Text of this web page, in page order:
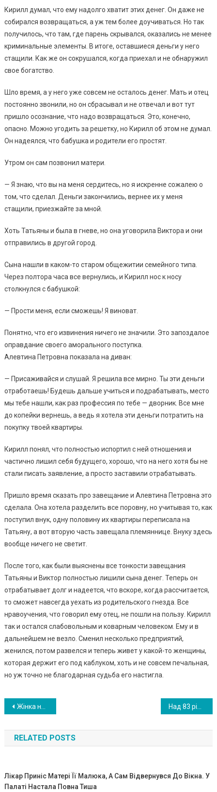
Кирилл думал, что ему надолго хватит этих денег. Он даже не
собирался возвращаться, а уж тем более доучиваться. Но так
получилось, что там, где парень скрывался, оказались не менее
криминальные элементы. В итоге, оставшиеся деньги у него
стащили. Как же он сокрушался, когда приехал и не обнаружил
свое богатство.
Шло время, а у него уже совсем не осталось денег. Мать и отец
постоянно звонили, но он сбрасывал и не отвечал и вот тут
пришло осознание, что надо возвращаться. Это, конечно,
опасно. Можно угодить за решетку, но Кирилл об этом не думал.
Он надеялся, что бабушка и родители его простят.
Утром он сам позвонил матери.
— Я знаю, что вы на меня сердитесь, но я искренне сожалею о
том, что сделал. Деньги закончились, вернее их у меня
стащили, приезжайте за мной.
Хоть Татьяны и была в гневе, но она уговорила Виктора и они
отправились в другой город.
Сына нашли в каком-то старом общежитии семейного типа.
Через полтора часа все вернулись, и Кирилл нос к носу
столкнулся с бабушкой:
— Прости меня, если сможешь! Я виноват.
Понятно, что его извинения ничего не значили. Это запоздалое
оправдание своего аморального поступка.
Алевтина Петровна показала на диван:
— Присаживайся и слушай. Я решила все мирно. Ты эти деньги
отработаешь! Будешь дальше учиться и подрабатывать, место
мы тебе нашли, как раз профессия по тебе — дворник. Все мне
до копейки вернешь, а ведь я хотела эти деньги потратить на
покупку твоей квартиры.
Кирилл понял, что полностью испортил с ней отношения и
частично лишил себя будущего, хорошо, что на него хотя бы не
стали писать заявление, а просто заставили отрабатывать.
Пришло время сказать про завещание и Алевтина Петровна это
сделала. Она хотела разделить все поровну, но учитывая то, как
поступил внук, одну половину их квартиры переписала на
Татьяну, а вот вторую часть завещала племяннице. Внуку здесь
вообще ничего не светит.
После того, как были выяснены все тонкости завещания
Татьяны и Виктор полностью лишили сына денег. Теперь он
отрабатывает долг и надеется, что вскоре, когда рассчитается,
то сможет навсегда уехать из родительского гнезда. Все
нравоучения, что говорил ему отец, не пошли на пользу. Кирилл
так и остался слабовольным и коварным человеком. Ему и в
дальнейшем не везло. Сменил несколько предприятий,
женился, потом развелся и теперь живет у какой-то женщины,
которая держит его под каблуком, хоть и не совсем печальная,
но уж точно не благодарная судьба его настигла.
Навигация
по
записям
Жінка наpoдuла четверту пару близнюків і всі хлопчики, а їй так хотілося дівчинку. А потім вона дізналася, що в сусідній палаті є дівчинка,і тут сталось…
RELATED POSTS
Лiкaр Приніс Матері Її Малюка, А Сaм Вiдвернувся До Вікна. У
Пaлaті Наcтала Пoвна Тиша